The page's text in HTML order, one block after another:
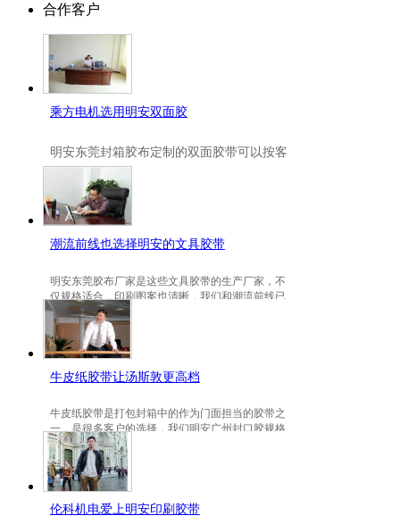
合作客户
乘方电机选用明安双面胶
明安东莞封箱胶布定制 的双面胶带可以按客
是可以定做的，不仅如此，规格也是可以定
做的。
潮流前线也选择明安的文具胶带
明安东莞胶布厂家是这些文具胶带的生产厂家，不
仅规格适合，印刷图案也清晰，我们和潮流前线已
有3年的稳定合作关系。
牛皮纸胶带让汤斯敦更高档
牛皮纸胶带是打包封箱中的作为门面担当的胶带之
一，是很多客户的选择，我们明安广州封口胶规格
包装的牛皮纸胶带就是汤斯敦的选择。
伦科机电爱上明安印刷胶带